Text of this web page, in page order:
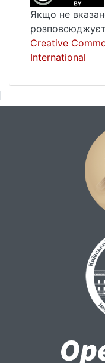
Якщо не
Creative
International